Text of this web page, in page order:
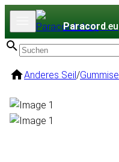
Paracord.eu
Anderes Seil/